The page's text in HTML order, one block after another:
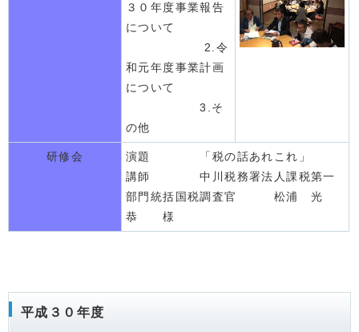
３０年度事業報告
について
2.令
和元年度事業計画
について
3.そ
の他
研修会
演題 「税の話あれこれ」
講師 中川税務署法人課税第一
部門統括国税調査官 松浦 光
恭 様
平成３０年度